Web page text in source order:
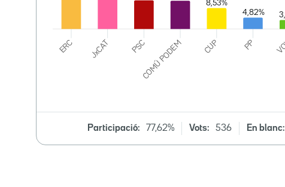
Participació: 77,62% Vots: 536 En blanc: